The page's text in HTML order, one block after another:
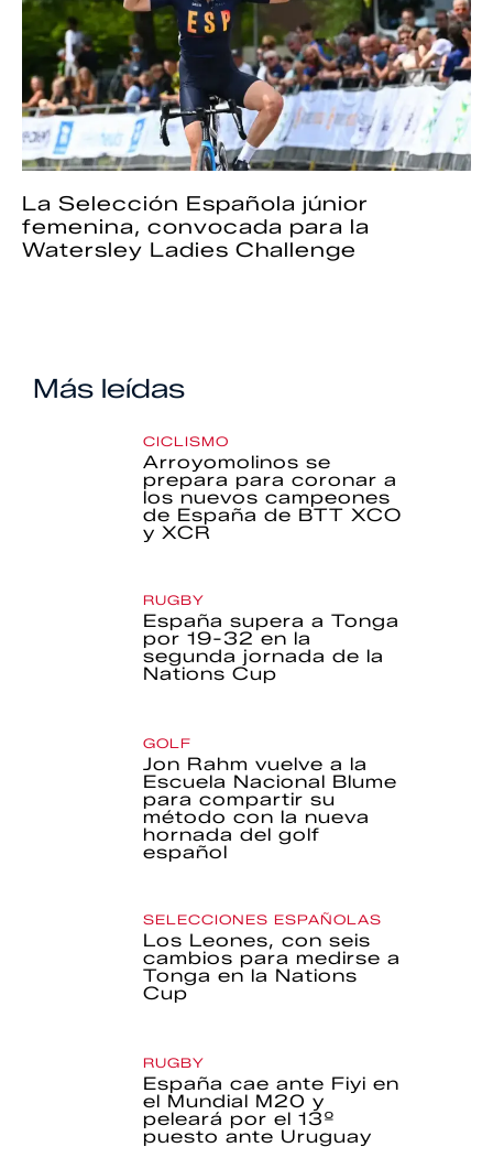
La Selección Española júnior
femenina, convocada para la
Watersley Ladies Challenge
Más leídas
CICLISMO
Arroyomolinos se
prepara para coronar a
los nuevos campeones
de España de BTT XCO
y XCR
RUGBY
España supera a Tonga
por 19-32 en la
segunda jornada de la
Nations Cup
GOLF
Jon Rahm vuelve a la
Escuela Nacional Blume
para compartir su
método con la nueva
hornada del golf
español
SELECCIONES ESPAÑOLAS
Los Leones, con seis
cambios para medirse a
Tonga en la Nations
Cup
RUGBY
España cae ante Fiyi en
el Mundial M20 y
peleará por el 13º
puesto ante Uruguay